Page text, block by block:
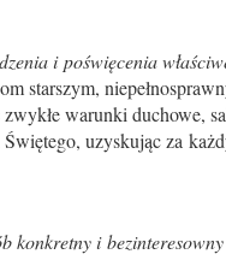
i poświęcenia
starszym,
warunki duchowe,
uzyskując za
konkretny i